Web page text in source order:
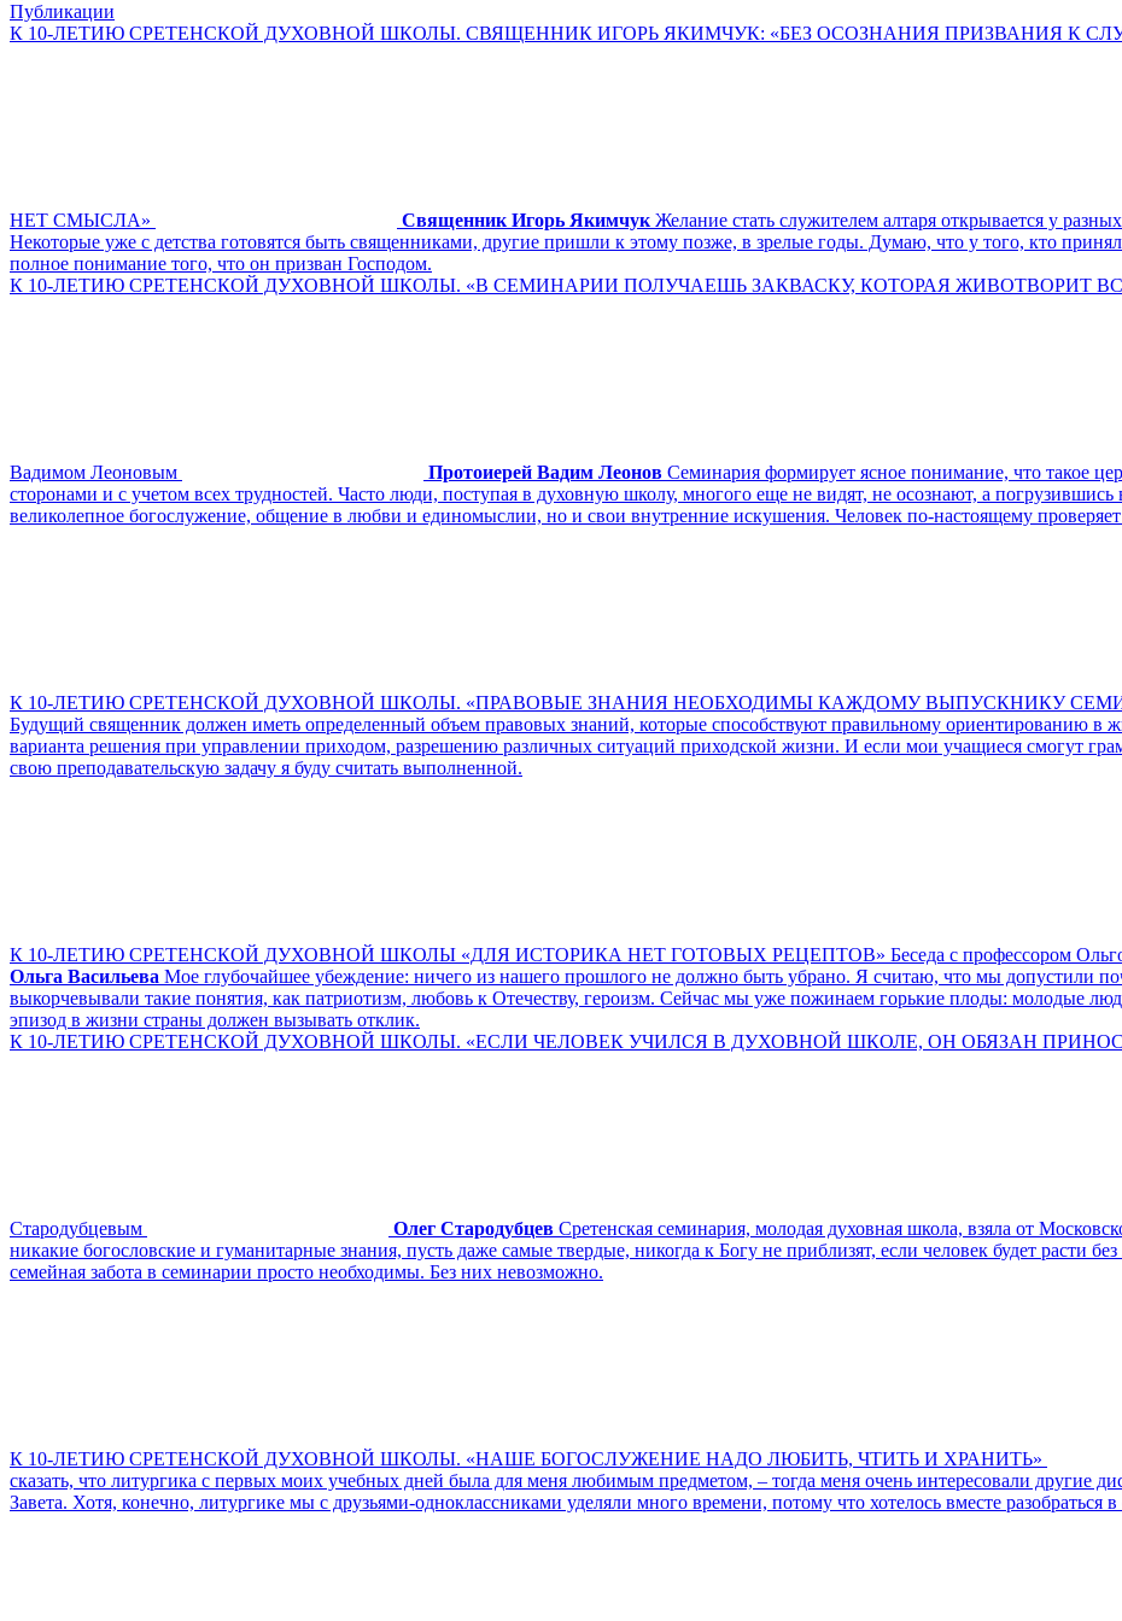
Публикации
К 10-ЛЕТИЮ СРЕТЕНСКОЙ ДУХОВНОЙ ШКОЛЫ. СВЯЩЕННИК ИГОРЬ ЯКИМЧУК: «БЕЗ ОСОЗНАНИЯ ПРИЗВАНИЯ К
НЕТ СМЫСЛА» Священник Игорь Якимчук Желание стать служителем алтаря открывается у
Некоторые уже с детства готовятся быть священниками, другие пришли к этому позже, в зрелые годы. Думаю, что у того, кто
полное понимание того, что он призван Господом.
К 10-ЛЕТИЮ СРЕТЕНСКОЙ ДУХОВНОЙ ШКОЛЫ. «В СЕМИНАРИИ ПОЛУЧАЕШЬ ЗАКВАСКУ, КОТОРАЯ ЖИВОТВОРИТ ВСЮ
Вадимом Леоновым Протоиерей Вадим Леонов Семинария формирует ясное понимание, что такое
сторонами и с учетом всех трудностей. Часто люди, поступая в духовную школу, многого еще не видят, не осознают, а
великолепное богослужение, общение в любви и единомыслии, но и свои внутренние искушения. Человек по-настоящему проверяет
К 10-ЛЕТИЮ СРЕТЕНСКОЙ ДУХОВНОЙ ШКОЛЫ. «ПРАВОВЫЕ ЗНАНИЯ НЕОБХОДИМЫ КАЖДОМУ ВЫПУСКНИКУ
Будущий священник должен иметь определенный объем правовых знаний, которые способствуют правильному ориентированию в
варианта решения при управлении приходом, разрешению различных ситуаций приходской жизни. И если мои учащиеся смогут
свою преподавательскую задачу я буду считать выполненной.
К 10-ЛЕТИЮ СРЕТЕНСКОЙ ДУХОВНОЙ ШКОЛЫ «ДЛЯ ИСТОРИКА НЕТ ГОТОВЫХ РЕЦЕПТОВ» Беседа с профессором Ольгой
Ольга Васильева Мое глубочайшее убеждение: ничего из нашего прошлого не должно быть убрано. Я считаю, что мы допустили
выкорчевывали такие понятия, как патриотизм, любовь к Отечеству, героизм. Сейчас мы уже пожинаем горькие плоды: молодые
эпизод в жизни страны должен вызывать отклик.
К 10-ЛЕТИЮ СРЕТЕНСКОЙ ДУХОВНОЙ ШКОЛЫ. «ЕСЛИ ЧЕЛОВЕК УЧИЛСЯ В ДУХОВНОЙ ШКОЛЕ, ОН ОБЯЗАН ПРИНОСИТЬ
Стародубцевым Олег Стародубцев Сретенская семинария, молодая духовная школа, взяла от
никакие богословские и гуманитарные знания, пусть даже самые твердые, никогда к Богу не приблизят, если человек будет расти
семейная забота в семинарии просто необходимы. Без них невозможно.
К 10-ЛЕТИЮ СРЕТЕНСКОЙ ДУХОВНОЙ ШКОЛЫ. «НАШЕ БОГОСЛУЖЕНИЕ НАДО ЛЮБИТЬ, ЧТИТЬ И ХРАНИТЬ»
сказать, что литургика с первых моих учебных дней была для меня любимым предметом, – тогда меня очень интересовали
Завета. Хотя, конечно, литургике мы с друзьями-одноклассниками уделяли много времени, потому что хотелось вместе разобраться в